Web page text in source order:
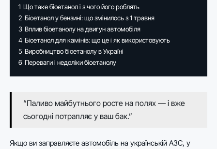
1 Що таке біоетанол і з чого його роблять
2 Біоетанол у бензині: що змінилось з 1 травня
3 Вплив біоетанолу на двигун автомобіля
4 Біоетанол для камінів: що це і як використовують
5 Виробництво біоетанолу в Україні
6 Переваги і недоліки біоетанолу
“Паливо майбутнього росте на полях — і вже
сьогодні потрапляє у ваш бак.”
Якщо ви заправляєте автомобіль на українській АЗС, у